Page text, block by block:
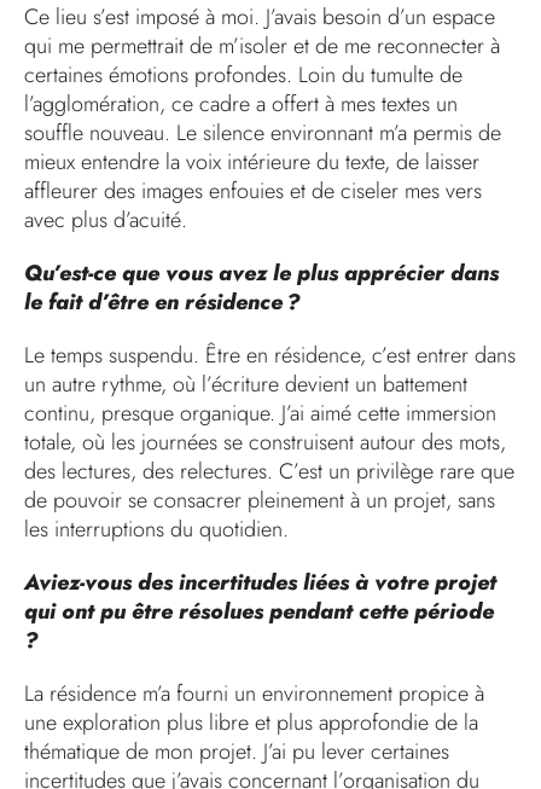
Ce lieu s’est imposé à moi. J’avais besoin d’un espace
qui me permettrait de m’isoler et de me reconnecter à
certaines émotions profondes. Loin du tumulte de
l’agglomération, ce cadre a offert à mes textes un
souffle nouveau. Le silence environnant m’a permis de
mieux entendre la voix intérieure du texte, de laisser
affleurer des images enfouies et de ciseler mes vers
avec plus d’acuité.
Qu’est-ce que vous avez le plus apprécier dans
le fait d’être en résidence ?
Le temps suspendu. Être en résidence, c’est entrer dans
un autre rythme, où l’écriture devient un battement
continu, presque organique. J’ai aimé cette immersion
totale, où les journées se construisent autour des mots,
des lectures, des relectures. C’est un privilège rare que
de pouvoir se consacrer pleinement à un projet, sans
les interruptions du quotidien.
Aviez-vous des incertitudes liées à votre projet
qui ont pu être résolues pendant cette période
?
La résidence m’a fourni un environnement propice à
une exploration plus libre et plus approfondie de la
thématique de mon projet. J’ai pu lever certaines
incertitudes que j’avais concernant l’organisation du